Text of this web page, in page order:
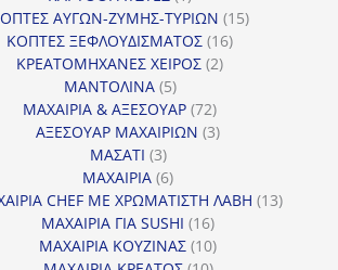
προϊόν
ΑΥΓΩΝ-ΖΥΜΗΣ-ΤΥΡΙΩΝ 1515
ΚΟΠΤΕΣ ΞΕΦΛΟΥΔΙΣΜΑΤΟΣ 1616
ΚΡΕΑΤΟΜΗΧΑΝΕΣ ΧΕΙΡΟΣ 22
ΜΑΝΤΟΛΙΝΑ 55
προϊόντα
ΜΑΧΑΙΡΙΑ & ΑΞΕΣΟΥΑΡ 7272
προϊόντα
ΑΞΕΣΟΥΑΡ ΜΑΧΑΙΡΙΩΝ 33
ΜΑΣΑΤΙ 33
προϊόντα
ΜΑΧΑΙΡΙΑ 66
προϊόντα
CHEF ΜΕ ΧΡΩΜΑΤΙΣΤΗ ΛΑΒΗ 1313
ΜΑΧΑΙΡΙΑ ΓΙΑ SUSHI 1616
προϊόντα
ΜΑΧΑΙΡΙΑ ΚΟΥΖΙΝΑΣ 1010